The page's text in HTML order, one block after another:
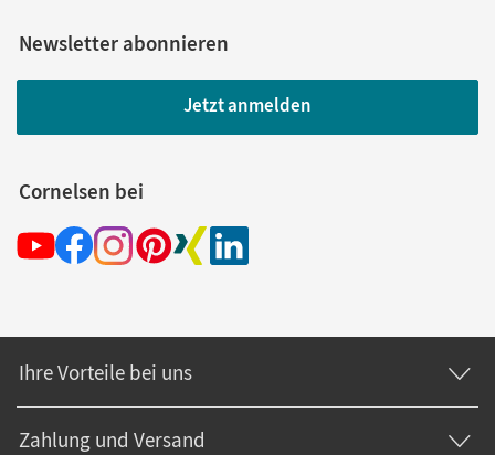
Newsletter abonnieren
Jetzt anmelden
Cornelsen bei
Ihre Vorteile bei uns
Zahlung und Versand